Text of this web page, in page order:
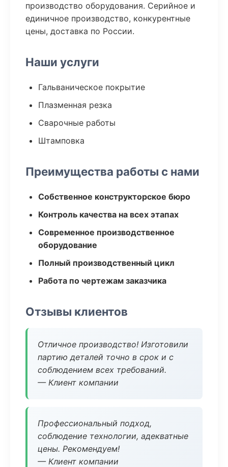
производство оборудования. Серийное и
единичное производство, конкурентные
цены, доставка по России.
Наши услуги
Гальваническое покрытие
Плазменная резка
Сварочные работы
Штамповка
Преимущества работы с нами
Собственное конструкторское бюро
Контроль качества на всех этапах
Современное производственное
оборудование
Полный производственный цикл
Работа по чертежам заказчика
Отзывы клиентов
Отличное производство! Изготовили
партию деталей точно в срок и с
соблюдением всех требований.
— Клиент компании
Профессиональный подход,
соблюдение технологии, адекватные
цены. Рекомендуем!
— Клиент компании